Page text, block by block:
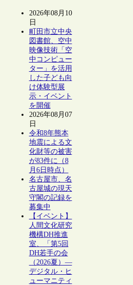
2026年08月10
日
町田市立中央
図書館、空中
映像技術「空
中コンピュー
ター」を活用
した子ども向
け体験型展
示・イベント
を開催
2026年08月07
日
令和8年熊本
地震による文
化財等の被害
が83件に（8
月6日時点）
名古屋市、名
古屋城の現天
守閣の記録を
募集中
【イベント】
人間文化研究
機構DH推進
室、「第5回
DH若手の会
（2026夏）―
デジタル・ヒ
ューマニティ